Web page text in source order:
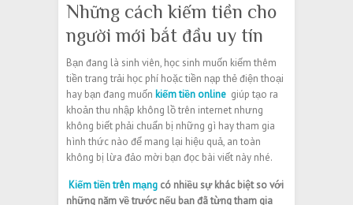
Những cách kiếm tiền cho
người mới bắt đầu uy tín
Bạn đang là sinh viên, học sinh muốn kiếm thêm
tiền trang trải học phí hoặc tiền nạp thẻ điện thoại
hay bạn đang muốn kiếm tiền online giúp tạo ra
khoản thu nhập không lồ trên internet nhưng
không biết phải chuẩn bị những gì hay tham gia
hình thức nào để mang lại hiệu quả, an toàn
không bị lừa đảo mời bạn đọc bài viết này nhé.
Kiếm tiền trên mạng có nhiều sự khác biệt so với
những năm về trước nếu bạn đã từng tham gia